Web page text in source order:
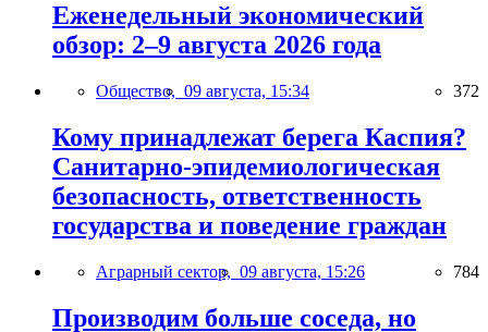
Еженедельный экономический
обзор: 2–9 августа 2026 года
Общество, 09 августа, 15:34 372
Кому принадлежат берега Каспия?
Санитарно-эпидемиологическая
безопасность, ответственность
государства и поведение граждан
Аграрный сектор, 09 августа, 15:26 784
Производим больше соседа, но